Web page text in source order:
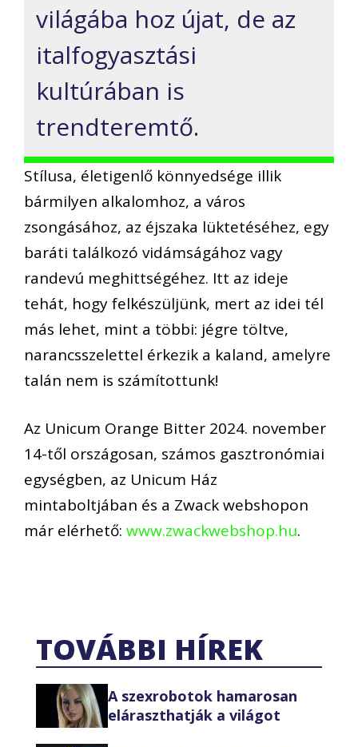
világába hoz újat, de az
italfogyasztási
kultúrában is
trendteremtő.
Stílusa, életigenlő könnyedsége illik
bármilyen alkalomhoz, a város
zsongásához, az éjszaka lüktetéséhez, egy
baráti találkozó vidámságához vagy
randevú meghittségéhez. Itt az ideje
tehát, hogy felkészüljünk, mert az idei tél
más lehet, mint a többi: jégre töltve,
narancsszelettel érkezik a kaland, amelyre
talán nem is számítottunk!
Az Unicum Orange Bitter 2024. november
14-től országosan, számos gasztronómiai
egységben, az Unicum Ház
mintaboltjában és a Zwack webshopon
már elérhető: www.zwackwebshop.hu.
TOVÁBBI HÍREK
A szexrobotok hamarosan
eláraszthatják a világot